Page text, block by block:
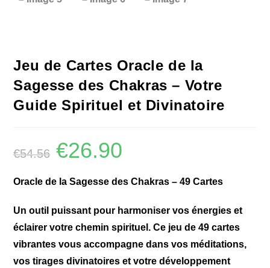
Jeu de Cartes Oracle de la
Sagesse des Chakras – Votre
Guide Spirituel et Divinatoire
€54.56 €26.90
Oracle de la Sagesse des Chakras – 49 Cartes
Un outil puissant pour harmoniser vos énergies et
éclairer votre chemin spirituel. Ce jeu de 49 cartes
vibrantes vous accompagne dans vos méditations,
vos tirages divinatoires et votre développement